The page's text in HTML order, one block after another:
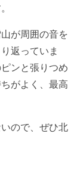
が周囲の音を
返っていま
ンと張りつめ
がよく、最高
ので、ぜひ北